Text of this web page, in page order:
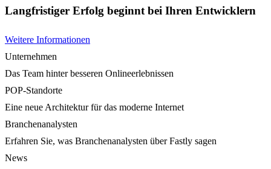
Langfristiger Erfolg beginnt bei Ihren Entwicklern
Weitere Informationen
Unternehmen
Das Team hinter besseren Onlineerlebnissen
POP-Standorte
Eine neue Architektur für das moderne Internet
Branchenanalysten
Erfahren Sie, was Branchenanalysten über Fastly sagen
News